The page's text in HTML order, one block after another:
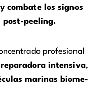
combate los signos
post-peeling.
profesional
intensiva,
marinas biome-